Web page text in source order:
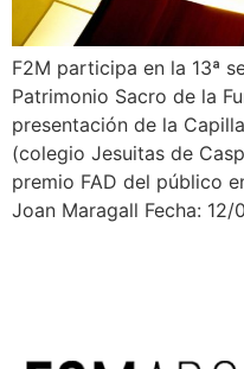
F2M participa en la 13ª
Patrimonio Sacro de la
presentación de la
(colegio Jesuitas de
premio FAD del público
Joan Maragall Fecha: